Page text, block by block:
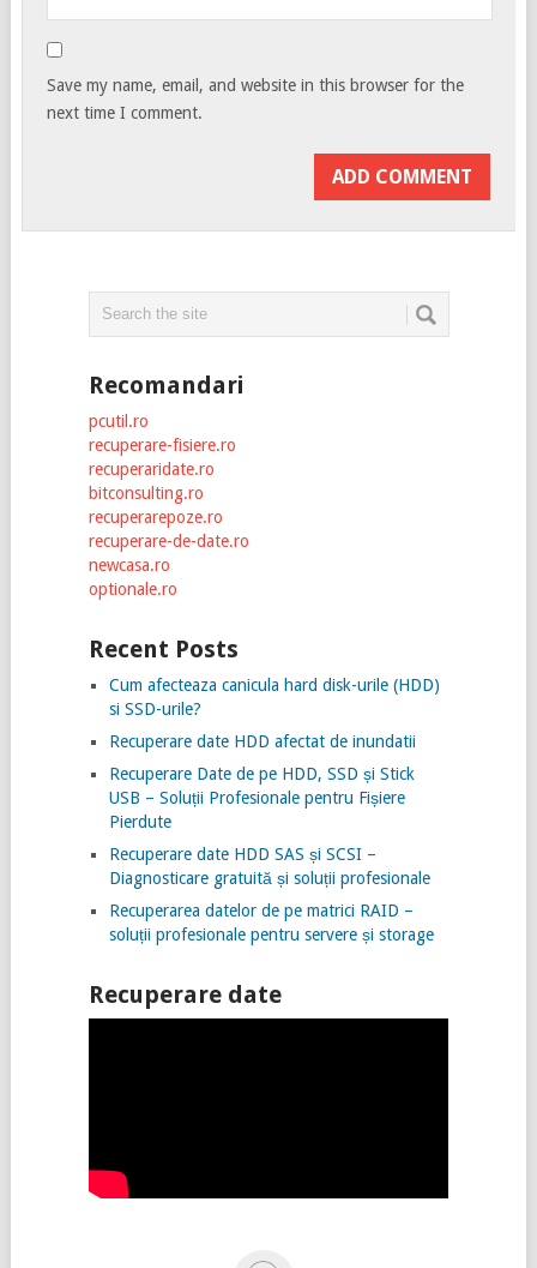
Save my name, email, and website in this browser for the
next time I comment.
Recomandari
pcutil.ro
recuperare-fisiere.ro
recuperaridate.ro
bitconsulting.ro
recuperarepoze.ro
recuperare-de-date.ro
newcasa.ro
optionale.ro
Recent Posts
Cum afecteaza canicula hard disk-urile (HDD)
si SSD-urile?
Recuperare date HDD afectat de inundatii
Recuperare Date de pe HDD, SSD și Stick
USB – Soluții Profesionale pentru Fișiere
Pierdute
Recuperare date HDD SAS și SCSI –
Diagnosticare gratuită și soluții profesionale
Recuperarea datelor de pe matrici RAID –
soluții profesionale pentru servere și storage
Recuperare date